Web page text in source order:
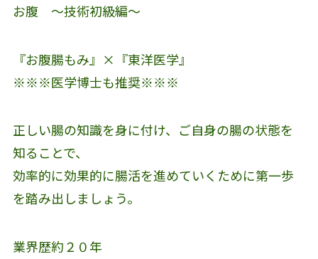
お腹 ～技術初級編～
『お腹腸もみ』×『東洋医学』
※※※医学博士も推奨※※※
正しい腸の知識を身に付け、ご自身の腸の状態を
知ることで、
効率的に効果的に腸活を進めていくために第一歩
を踏み出しましょう。
業界歴約２０年